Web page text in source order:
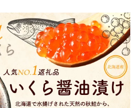
と納税 羽幌町 羽幌【051
2402】
つまみ ご飯のお供 瓶詰
海産物 魚介類 人気 小分
け エビカニ 甲殻類 北海
道 羽幌町 羽幌 ふるさと
納税【05115】